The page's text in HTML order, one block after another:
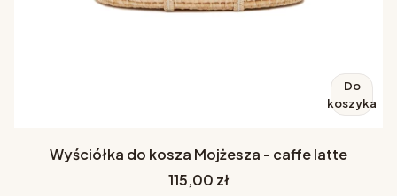
Do
koszyka
Wyściółka do kosza Mojżesza - caffe latte
Cena
115,00 zł